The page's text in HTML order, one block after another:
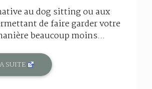
au dog sitting ou aux
de faire garder votre
beaucoup moins...
SUITE